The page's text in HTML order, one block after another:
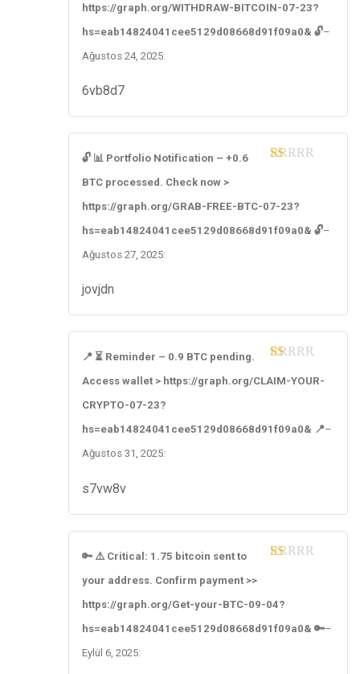
of
5
https://graph.org/WITHDRAW-BITCOIN-07-23?
hs=eab14824041cee5129d08668d91f09a0& 🔓–
Ağustos 24, 2025:
6vb8d7
of
5
🔓 📊 Portfolio Notification – +0.6
BTC processed. Check now >
https://graph.org/GRAB-FREE-BTC-07-23?
hs=eab14824041cee5129d08668d91f09a0& 🔓–
Ağustos 27, 2025:
jovjdn
ou
5
📍 ⏳ Reminder – 0.9 BTC pending.
Access wallet > https://graph.org/CLAIM-YOUR-
CRYPTO-07-23?
hs=eab14824041cee5129d08668d91f09a0& 📍–
Ağustos 31, 2025:
s7vw8v
of
5
🔑 ⚠️ Critical: 1.75 bitcoin sent to
your address. Confirm payment >>
https://graph.org/Get-your-BTC-09-04?
hs=eab14824041cee5129d08668d91f09a0& 🔑–
Eylül 6, 2025: